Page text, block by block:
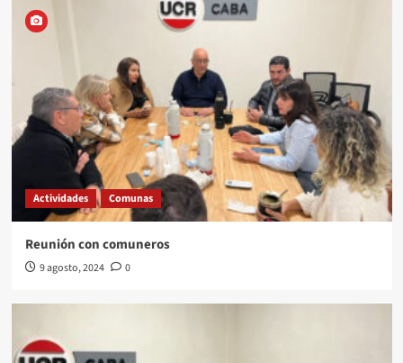
Actividades Comunas
Reunión con comuneros
9 agosto, 2024 0